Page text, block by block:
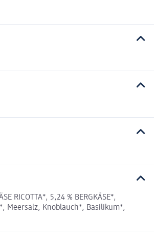
RICOTTA*, 5,24 % BERGKÄSE*,
Meersalz, Knoblauch*, Basilikum*,